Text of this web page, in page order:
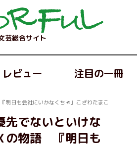
芸総合サイト
レビュー 注目の一冊
日も会社にいかなくちゃ』こざわたまこ
でないといけな
の物語 『明日も